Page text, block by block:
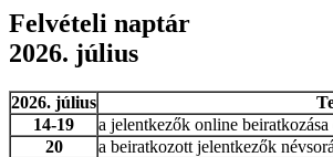
Felvételi naptár
2026. július
2026. július
14-19
a jelentkezők online
20
a beiratkozott jelentkezők